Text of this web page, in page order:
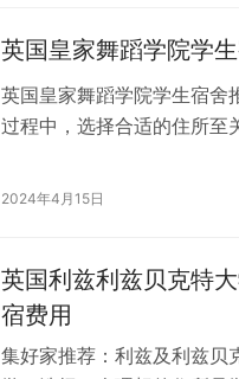
英国皇家舞蹈学院学
英国皇家舞蹈学院学生宿舍
过程中，选择合适的住所至
2024年4月15日
英国利兹利兹贝克特
宿费用
集好家推荐：利兹及利兹贝